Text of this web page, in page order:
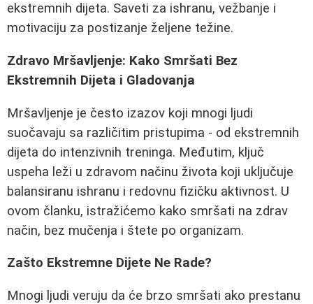
ekstremnih dijeta. Saveti za ishranu, vežbanje i
motivaciju za postizanje željene težine.
Zdravo Mršavljenje: Kako Smršati Bez
Ekstremnih Dijeta i Gladovanja
Mršavljenje je često izazov koji mnogi ljudi
suočavaju sa različitim pristupima - od ekstremnih
dijeta do intenzivnih treninga. Međutim, ključ
uspeha leži u zdravom načinu života koji uključuje
balansiranu ishranu i redovnu fizičku aktivnost. U
ovom članku, istražićemo kako smršati na zdrav
način, bez mučenja i štete po organizam.
Zašto Ekstremne Dijete Ne Rade?
Mnogi ljudi veruju da će brzo smršati ako prestanu